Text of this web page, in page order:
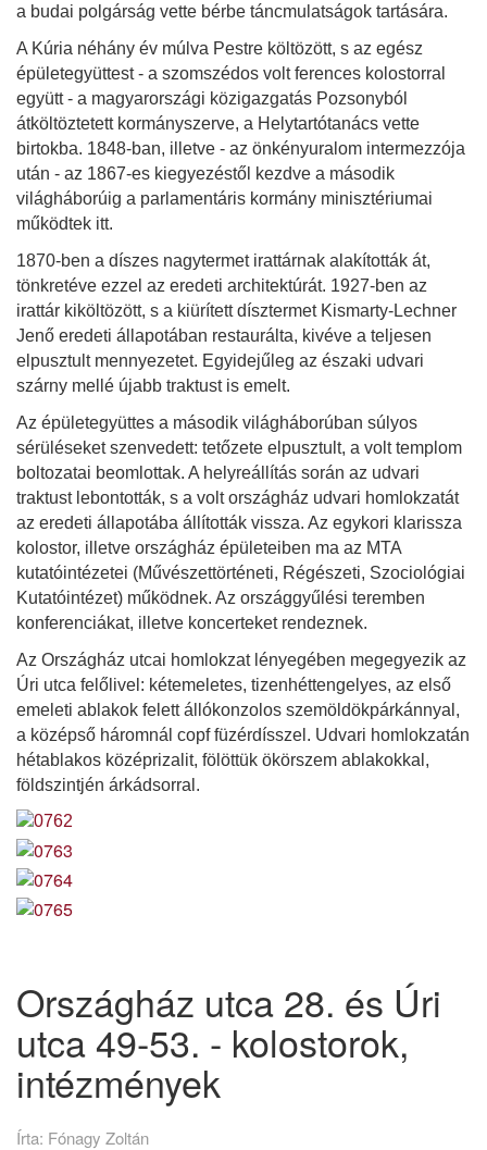
a budai polgárság vette bérbe táncmulatságok tartására.
A Kúria néhány év múlva Pestre költözött, s az egész
épületegyüttest - a szomszédos volt ferences kolostorral
együtt - a magyarországi közigazgatás Pozsonyból
átköltöztetett kormányszerve, a Helytartótanács vette
birtokba. 1848-ban, illetve - az önkényuralom intermezzója
után - az 1867-es kiegyezéstől kezdve a második
világháborúig a parlamentáris kormány minisztériumai
működtek itt.
1870-ben a díszes nagytermet irattárnak alakították át,
tönkretéve ezzel az eredeti architektúrát. 1927-ben az
irattár kiköltözött, s a kiürített dísztermet Kismarty-Lechner
Jenő eredeti állapotában restaurálta, kivéve a teljesen
elpusztult mennyezetet. Egyidejűleg az északi udvari
szárny mellé újabb traktust is emelt.
Az épületegyüttes a második világháborúban súlyos
sérüléseket szenvedett: tetőzete elpusztult, a volt templom
boltozatai beomlottak. A helyreállítás során az udvari
traktust lebontották, s a volt országház udvari homlokzatát
az eredeti állapotába állították vissza. Az egykori klarissza
kolostor, illetve országház épületeiben ma az MTA
kutatóintézetei (Művészettörténeti, Régészeti, Szociológiai
Kutatóintézet) működnek. Az országgyűlési teremben
konferenciákat, illetve koncerteket rendeznek.
Az Országház utcai homlokzat lényegében megegyezik az
Úri utca felőlivel: kétemeletes, tizenhéttengelyes, az első
emeleti ablakok felett állókonzolos szemöldökpárkánnyal,
a középső háromnál copf füzérdísszel. Udvari homlokzatán
hétablakos középrizalit, fölöttük ökörszem ablakokkal,
földszintjén árkádsorral.
Országház utca 28. és Úri
utca 49-53. - kolostorok,
intézmények
Írta: Fónagy Zoltán